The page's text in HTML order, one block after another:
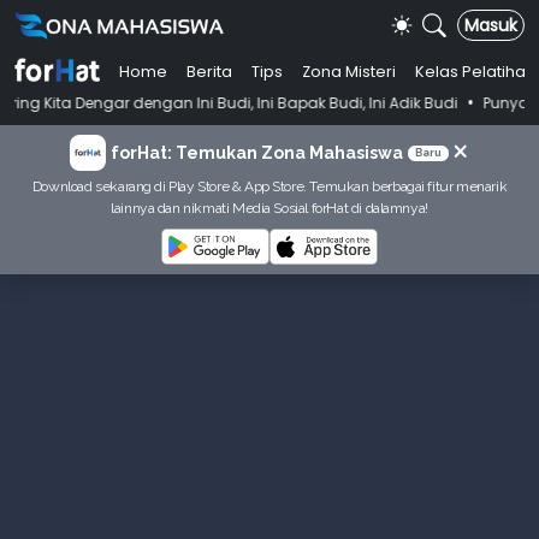
Masuk
Home Berita Tips Zona Misteri
Kelas Pelatihan
Ini Budi, Ini Bapak Budi, Ini Adik Budi • Punya Tujuan
forHat: Temukan Zona Mahasiswa Baru ×
Download sekarang di Play Store & App Store. Temukan berbagai fitur menarik
lainnya dan nikmati Media Sosial forHat di dalamnya!